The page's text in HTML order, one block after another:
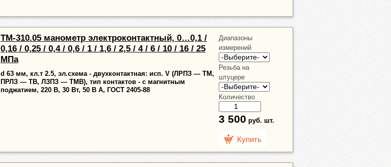
ТМ-310.05 манометр электроконтактный, 0…0,1 /
0,16 / 0,25 / 0,4 / 0,6 / 1 / 1,6 / 2,5 / 4 / 6 / 10 / 16 / 25
МПа
d 63 мм, кл.т 2.5, эл.схема - двухконтактная: исп. V (ЛРПЗ — ТМ,
ПРЛЗ — ТВ, ЛЗПЗ — ТМВ), тип контактов - с магнитным
поджатием, 220 В, 30 Вт, 50 В А, ГОСТ 2405-88
Диапазоны
измерений
Резьба на
штуцере
Количество
3 500 руб. шт.
Купить